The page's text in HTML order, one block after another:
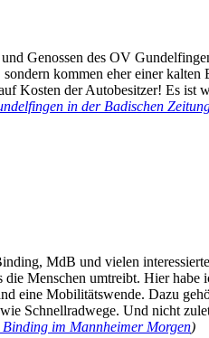
Genossen des OV
kommen eher einer
Kosten der Autobesitzer! Es ist
in der Badischen
MdB und vielen
Menschen umtreibt. Hier habe
Mobilitätswende. Dazu
Schnellradwege. Und nicht
im Mannheimer Morgen)